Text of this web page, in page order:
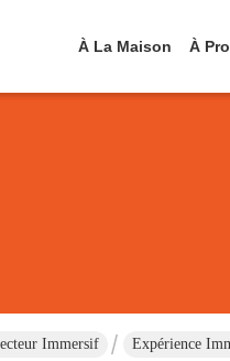
À La Maison À
Immersif Expérience